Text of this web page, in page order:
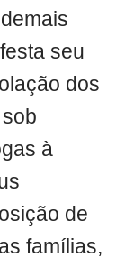
seu
dos
à
de
famílias,